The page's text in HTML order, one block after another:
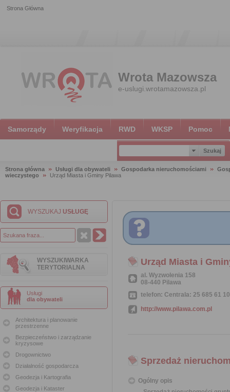
Strona Główna
Wrota Mazowsza
e-uslugi.wrotamazowsza.pl
Samorządy Weryfikacja RWD WKSP Pomoc
Strona główna Usługi dla obywateli Gospodarka nieruchomościami
wieczystego
Urząd Miasta i Gminy Pilawa
WYSZUKAJ USŁUGĘ
WYSZUKIWARKA
TERYTORIALNA
Usługi
dla obywateli
Architektura i planowanie
przestrzenne
Bezpieczeństwo i zarządzanie
kryzysowe
Drogownictwo
Działalność gospodarcza
Geodezja i Kartografia
Geodezja i Kataster
Urząd Miasta i
al. Wyzwolenia 158
08-440 Pilawa
telefon: Centrala: 25 685 61 10
http://www.pilawa.com.pl
Sprzedaż
Ogólny opis